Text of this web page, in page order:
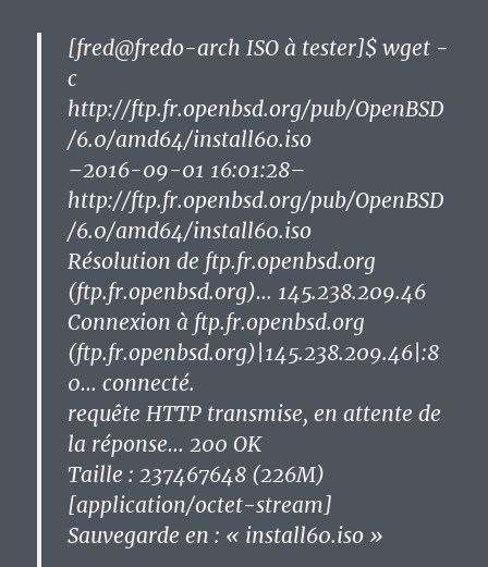
[fred@fredo-arch ISO à tester]$ wget -
c
http://ftp.fr.openbsd.org/pub/OpenBSD
/6.0/amd64/install60.iso
–2016-09-01 16:01:28–
http://ftp.fr.openbsd.org/pub/OpenBSD
/6.0/amd64/install60.iso
Résolution de ftp.fr.openbsd.org
(ftp.fr.openbsd.org)… 145.238.209.46
Connexion à ftp.fr.openbsd.org
(ftp.fr.openbsd.org)|145.238.209.46|:8
0… connecté.
requête HTTP transmise, en attente de
la réponse… 200 OK
Taille : 237467648 (226M)
[application/octet-stream]
Sauvegarde en : « install60.iso »